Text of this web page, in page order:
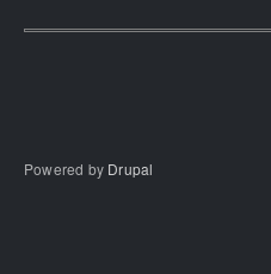
Powered by Drupal